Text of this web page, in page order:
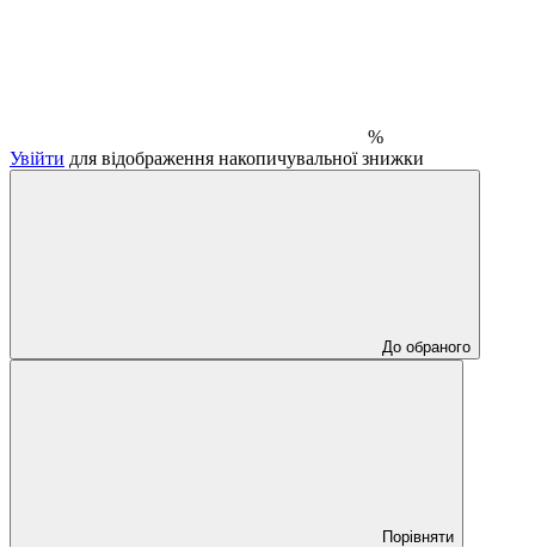
%
Увійти для відображення накопичувальної знижки
До обраного
Порівняти